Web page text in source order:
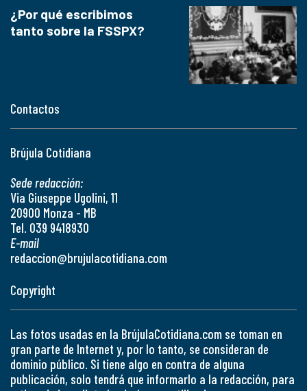
Contactos
Brújula Cotidiana
Sede redacción:
Via Giuseppe Ugolini, 11
20900 Monza - MB
Tel. 039 9418930
E-mail
redaccion@brujulacotidiana.com
¿Por qué escribimos
tanto sobre la FSSPX?
Copyright
Las fotos usadas en la BrújulaCotidiana.com se toman en
gran parte de Internet y, por lo tanto, se consideran de
dominio público. Si tiene algo en contra de alguna
publicación, solo tendrá que informarlo a la redacción, para